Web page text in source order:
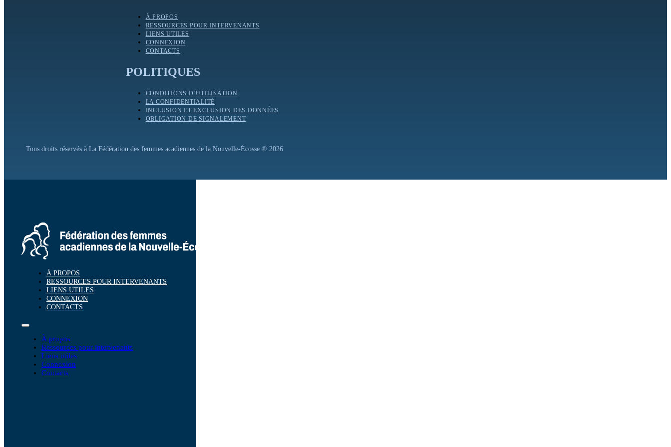
À PROPOS
RESSOURCES POUR INTERVENANTS
LIENS UTILES
CONNEXION
CONTACTS
POLITIQUES
CONDITIONS D’UTILISATION
LA CONFIDENTIALITÉ
INCLUSION ET EXCLUSION DES DONNÉES
OBLIGATION DE SIGNALEMENT
Tous droits réservés à La Fédération des femmes acadiennes de la Nouvelle-Écosse ® 2026
À PROPOS
RESSOURCES POUR INTERVENANTS
LIENS UTILES
CONNEXION
CONTACTS
À propos
Ressources pour intervenants
Liens utiles
Connexion
Contacts